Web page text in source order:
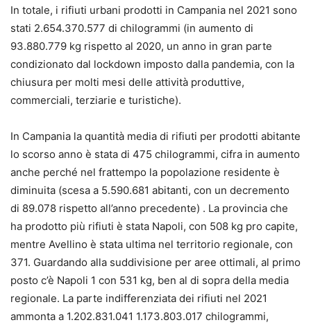
In totale, i rifiuti urbani prodotti in Campania nel 2021 sono
stati 2.654.370.577 di chilogrammi (in aumento di
93.880.779 kg rispetto al 2020, un anno in gran parte
condizionato dal lockdown imposto dalla pandemia, con la
chiusura per molti mesi delle attività produttive,
commerciali, terziarie e turistiche).
In Campania la quantità media di rifiuti per prodotti abitante
lo scorso anno è stata di 475 chilogrammi, cifra in aumento
anche perché nel frattempo la popolazione residente è
diminuita (scesa a 5.590.681 abitanti, con un decremento
di 89.078 rispetto all’anno precedente) . La provincia che
ha prodotto più rifiuti è stata Napoli, con 508 kg pro capite,
mentre Avellino è stata ultima nel territorio regionale, con
371. Guardando alla suddivisione per aree ottimali, al primo
posto c’è Napoli 1 con 531 kg, ben al di sopra della media
regionale. La parte indifferenziata dei rifiuti nel 2021
ammonta a 1.202.831.041 1.173.803.017 chilogrammi,